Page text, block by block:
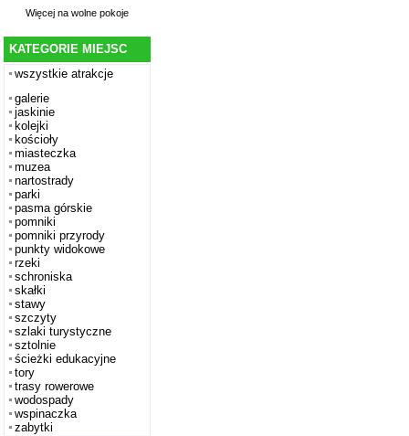
Więcej na wolne pokoje
KATEGORIE MIEJSC
wszystkie atrakcje
galerie
jaskinie
kolejki
kościoły
miasteczka
muzea
nartostrady
parki
pasma górskie
pomniki
pomniki przyrody
punkty widokowe
rzeki
schroniska
skałki
stawy
szczyty
szlaki turystyczne
sztolnie
ścieżki edukacyjne
tory
trasy rowerowe
wodospady
wspinaczka
zabytki